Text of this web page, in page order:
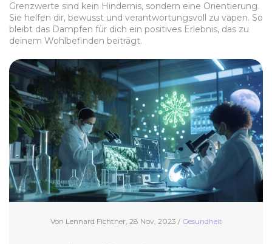
Grenzwerte sind kein Hindernis, sondern eine Orientierung.
Sie helfen dir, bewusst und verantwortungsvoll zu vapen. So
bleibt das Dampfen für dich ein positives Erlebnis, das zu
deinem Wohlbefinden beiträgt.
Von Lennard Fichtner, 28 Nov, 2023 / Gesundheit